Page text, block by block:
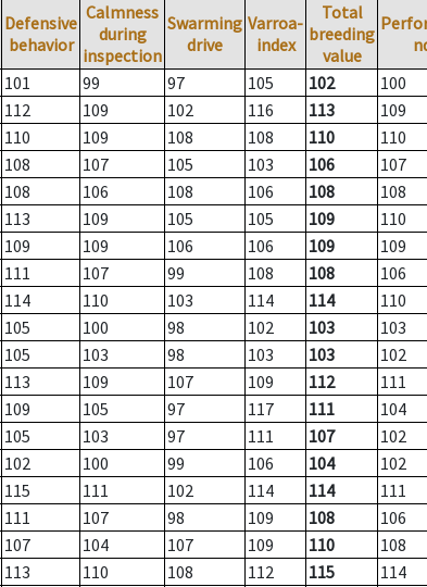
Defensive
behavior
Calmness
during
inspection
Swarming
drive
Varroa-
index
Total
breeding
value
101 99 97 105 102
100
112 109 102 116 113
109
110 109 108 108 110
110
108 107 105 103 106
107
108 106 108 106 108
108
113 109 105 105 109
110
109 109 106 106 109
109
111 107 99 108 108
106
114 110 103 114 114
110
105 100 98 102 103
103
105 103 98 103 103
102
113 109 107 109 112
111
109 105 97 117 111
104
105 103 97 111 107
102
102 100 99 106 104
102
115 111 102 114 114
111
111 107 98 109 108
106
107 104 107 109 110
108
113 110 108 112 115
114